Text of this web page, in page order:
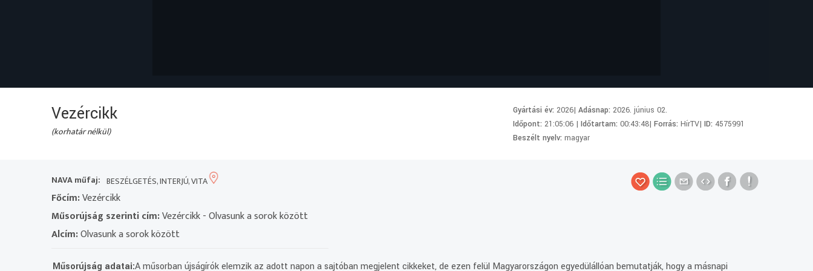
Vezércikk
(korhatár nélkül)
Gyártási év:2026|Adásnap:2026. június 02.
Időpont:21:05:06 |Időtartam:00:43:48|Forrás:HírTV|ID:4575991
Beszélt nyelv:magyar
NAVA műfaj: BESZÉLGETÉS, INTERJÚ, VITA
Főcím:Vezércikk
Műsorújság szerinti cím:Vezércikk - Olvasunk a sorok között
Alcím:Olvasunk a sorok között
Műsorújság adatai:A műsorban újságírók elemzik az adott napon a sajtóban megjelent cikkeket, de ezen felül Magyarországon egyedülállóan bemutatják, hogy a másnapi